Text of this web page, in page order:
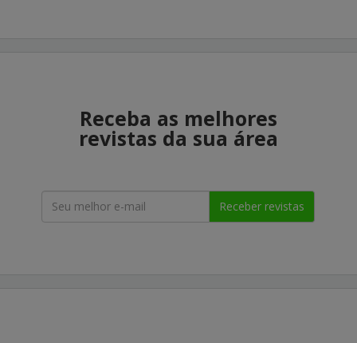
Receba as melhores
revistas da sua área
Receber revistas